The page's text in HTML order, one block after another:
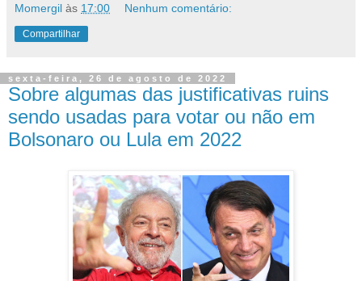
Momergil às 17:00 Nenhum comentário:
Compartilhar
sexta-feira, 26 de agosto de 2022
Sobre algumas das justificativas ruins
sendo usadas para votar ou não em
Bolsonaro ou Lula em 2022